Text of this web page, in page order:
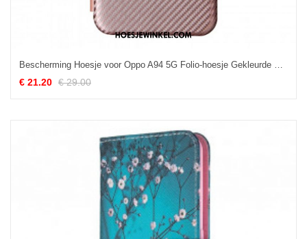
Bescherming Hoesje voor Oppo A94 5G Folio-hoesje Gekleurde Koolstofsilicone
€ 21.20 € 29.00